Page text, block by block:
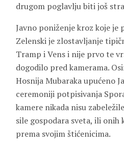
drugom poglavlju biti još
Javno poniženje kroz koje je
Zelenski je zlostavljanje
Tramp i Vens i nije prvo te
dogodilo pred kamerama.
Hosnija Mubaraka upućeno
ceremoniji potpisivanja
kamere nikada nisu
sile gospodara sveta, ili onih
prema svojim štićenicima.